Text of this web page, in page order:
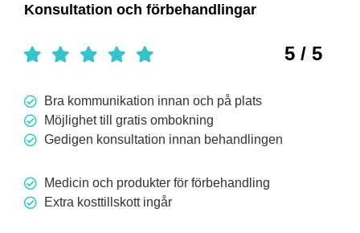
Konsultation och förbehandlingar
5 / 5
Bra kommunikation innan och på plats
Möjlighet till gratis ombokning
Gedigen konsultation innan behandlingen
Medicin och produkter för förbehandling
Extra kosttillskott ingår